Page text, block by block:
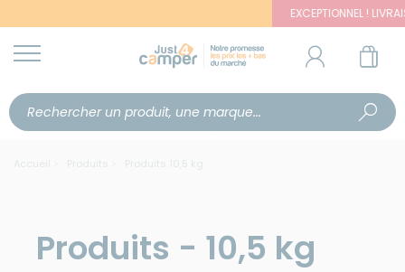
EXCEPTIONNEL ! LIVRAISON
Accueil Produits Produits 10,5 kg
Produits - 10,5 kg